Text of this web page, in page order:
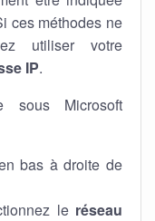
ces méthodes ne
utiliser votre
IP.
sous Microsoft
bas à droite de
le réseau